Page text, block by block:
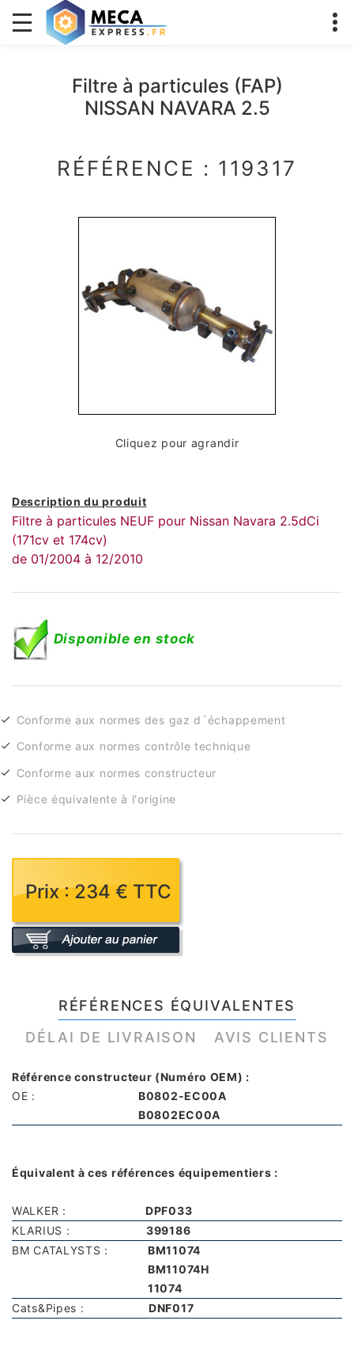
Filtre à particules (FAP)
NISSAN NAVARA 2.5
RÉFÉRENCE : 119317
Cliquez pour agrandir
Description du produit
Filtre à particules NEUF pour Nissan Navara 2.5dCi
(171cv et 174cv)
de 01/2004 à 12/2010
Disponible en stock
Conforme aux normes des gaz d´échappement
Conforme aux normes contrôle technique
Conforme aux normes constructeur
Pièce équivalente à l'origine
Prix : 234 € TTC
RÉFÉRENCES ÉQUIVALENTES
DÉLAI DE LIVRAISON
AVIS CLIENTS
Référence constructeur (Numéro OEM) :
OE :
B0802-EC00A
B0802EC00A
Équivalent à ces références équipementiers :
WALKER :
DPF033
KLARIUS :
399186
BM CATALYSTS :
BM11074
BM11074H
11074
Cats&Pipes :
DNF017